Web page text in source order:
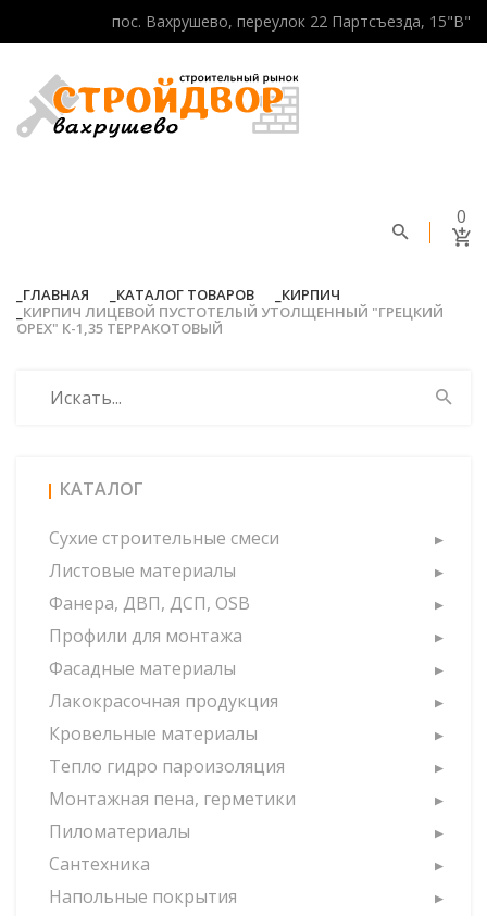
пос. Вахрушево, переулок 22 Партсъезда, 15"В"
0
ГЛАВНАЯ КАТАЛОГ ТОВАРОВ
КИРПИЧ
КИРПИЧ ЛИЦЕВОЙ ПУСТОТЕЛЫЙ УТОЛЩЕННЫЙ "ГРЕЦКИЙ
ОРЕХ" К-1,35 ТЕРРАКОТОВЫЙ
КАТАЛОГ
Сухие строительные смеси
Листовые материалы
Фанера, ДВП, ДСП, OSB
Профили для монтажа
Фасадные материалы
Лакокрасочная продукция
Кровельные материалы
Тепло гидро пароизоляция
Монтажная пена, герметики
Пиломатериалы
Сантехника
Напольные покрытия